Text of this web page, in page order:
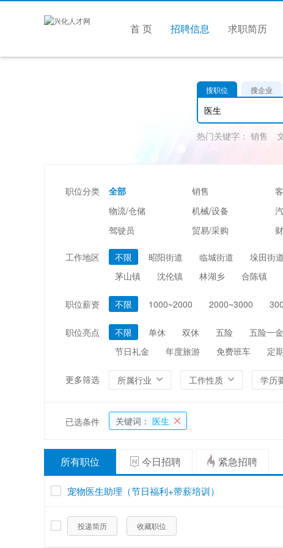
首 页 招聘信息 求职简历
搜职位
搜企业
热门关键字： 销售
职位分类 全部 销售
物流/仓储
机械/设备
驾驶员
贸易/采购
美容/美发
市场/媒介/公关
广告/会展/咨询
能源/电力/矿产
工作地区 不限 昭阳街道 临城街道 垛田街道
茅山镇
沈伦镇 林湖乡 合陈镇
职位薪资 不限 1000~2000 2000~3000
职位亮点 不限 单休 双休 五险 五险一金
节日礼金
年度旅游 免费班车 定
更多筛选 所属行业 工作性质 学历
已选条件 关键词： 医生
所有职位 今日招聘 紧急招聘
宠物医生助理（节日福利+带薪培训）
投递简历 收藏职位